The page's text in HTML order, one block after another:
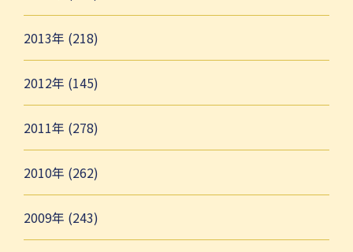
2013年 (218)
2012年 (145)
2011年 (278)
2010年 (262)
2009年 (243)